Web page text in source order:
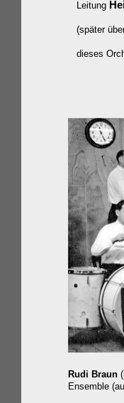
Leitung
(später
dieses
Rudi Braun
Ensemble